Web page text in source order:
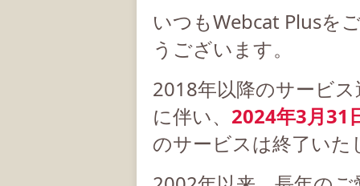
いつもWebcat Plusを
うございます。
2018年以降のサービ
に伴い、 2024年3月31
のサービスは終了いた